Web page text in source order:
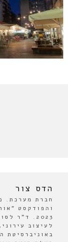
הדס צור
חברת מערכת.
2023. ד"ר
לעיצוב
באוניברסיטת